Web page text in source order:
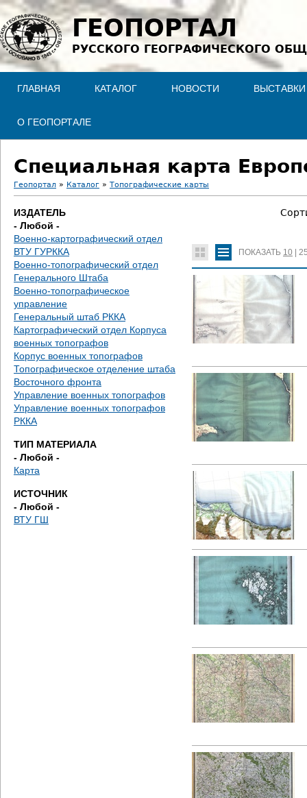
Jump to navigation
ГЕОПОРТАЛ
РУССКОГО ГЕОГРАФИЧЕСКОГО
ГЛАВНАЯ КАТАЛОГ НОВОСТИ ВЫСТАВКИ
О ГЕОПОРТАЛЕ
Специальная карта
В
ы
з
д
е
с
ь
Геопортал » Каталог » Топографические карты
ИЗДАТЕЛЬ
- Любой -
Военно-картографический отдел
ВТУ ГУРККА
Военно-топографический отдел
Генерального Штаба
Военно-топографическое
управление
Генеральный штаб РККА
Картографический отдел Корпуса
военных топографов
Корпус военных топографов
Топографическое отделение штаба
Восточного фронта
Управление военных топографов
Управление военных топографов
РККА
ТИП МАТЕРИАЛА
- Любой -
Карта
ИСТОЧНИК
- Любой -
ВТУ ГШ
ПОКАЗАТЬ 10